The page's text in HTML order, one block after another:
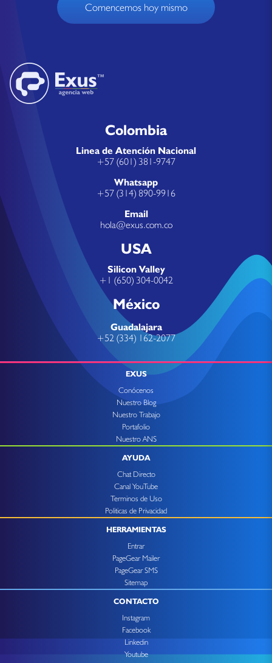
Comencemos hoy mismo
Colombia
Linea de Atención Nacional
+57 (601) 381-9747
Whatsapp
+57 (314) 890-9916
Email
hola@exus.com.co
USA
Silicon Valley
+1 (650) 304-0042
México
Guadalajara
+52 (334) 162-2077
EXUS
Conócenos
Nuestro Blog
Nuestro Trabajo
Portafolio
Nuestro ANS
AYUDA
Chat Directo
Canal YouTube
Terminos de Uso
Politicas de Privacidad
HERRAMIENTAS
Entrar
PageGear Mailer
PageGear SMS
Sitemap
CONTACTO
Instagram
Facebook
Linkedin
Youtube